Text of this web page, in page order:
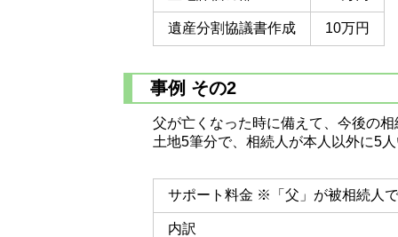
遺産分割協議書作成 10万円
事例 その2
父が亡くなった時に備えて、今後の
土地5筆分で、相続人が本人以外に5
サポート料金 ※「父」が被相続人
内訳